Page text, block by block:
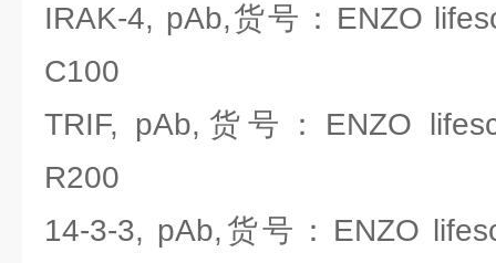
IRAK-4, pAb,货号：ENZO
C100
TRIF, pAb,货号：ENZO
R200
14-3-3, pAb,货号：ENZO